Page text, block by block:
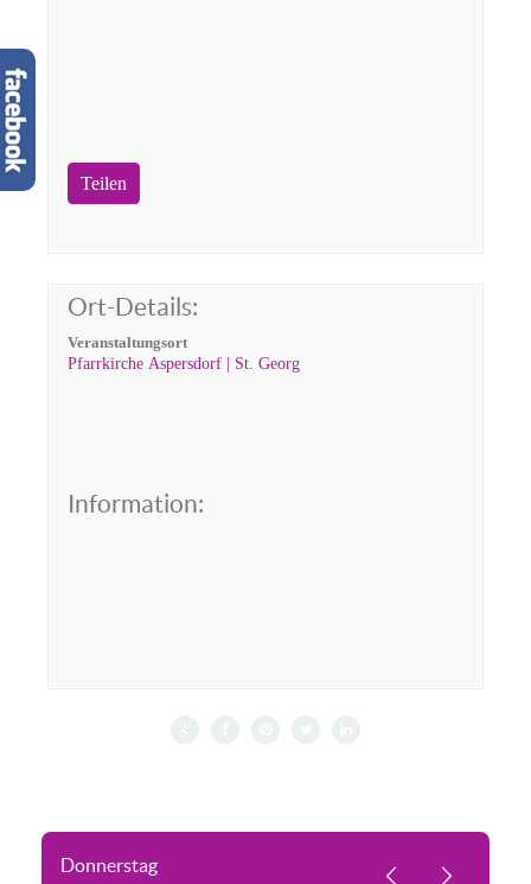
Teilen
Ort-Details:
Veranstaltungsort
Pfarrkirche Aspersdorf | St. Georg
Information:
Donnerstag